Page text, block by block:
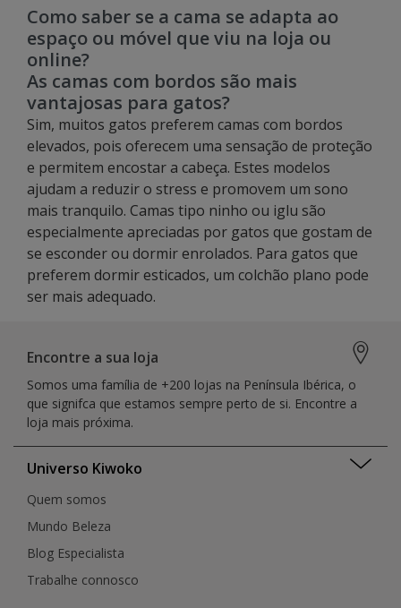
Como saber se a cama se adapta ao
espaço ou móvel que viu na loja ou
online?
As camas com bordos são mais
vantajosas para gatos?
Sim, muitos gatos preferem camas com bordos
elevados, pois oferecem uma sensação de proteção
e permitem encostar a cabeça. Estes modelos
ajudam a reduzir o stress e promovem um sono
mais tranquilo. Camas tipo ninho ou iglu são
especialmente apreciadas por gatos que gostam de
se esconder ou dormir enrolados. Para gatos que
preferem dormir esticados, um colchão plano pode
ser mais adequado.
Encontre a sua loja
Somos uma família de +200 lojas na Península Ibérica, o
que signifca que estamos sempre perto de si. Encontre a
loja mais próxima.
Universo Kiwoko
Quem somos
Mundo Beleza
Blog Especialista
Trabalhe connosco